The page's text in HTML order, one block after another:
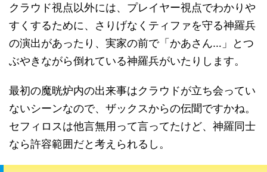
クラウド視点以外には、プレイヤー視点でわかりや
すくするために、さりげなくティファを守る神羅兵
の演出があったり、実家の前で「かあさん…」とつ
ぶやきながら倒れている神羅兵がいたりします。
最初の魔晄炉内の出来事はクラウドが立ち会ってい
ないシーンなので、ザックスからの伝聞ですかね。
セフィロスは他言無用って言ってたけど、神羅同士
なら許容範囲だと考えられるし。